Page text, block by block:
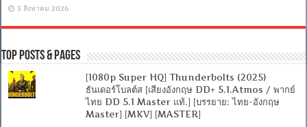
3 สิงหาคม 2026
Top Posts & Pages
[1080p Super HQ] Thunderbolts (2025)
ธันเดอร์โบลต์ส [เสียงอังกฤษ DD+ 5.1.Atmos / พากย์
ไทย DD 5.1 Master แท้.] [บรรยาย: ไทย-อังกฤษ
Master] [MKV] [MASTER]